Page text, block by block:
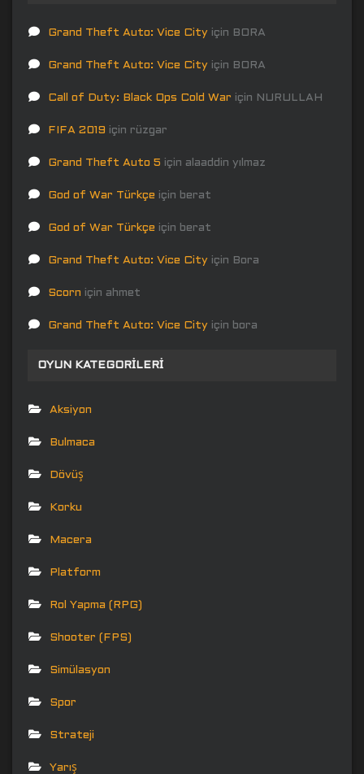
Grand Theft Auto: Vice City için BORA
Grand Theft Auto: Vice City için BORA
Call of Duty: Black Ops Cold War için NURULLAH
FIFA 2019 için rüzgar
Grand Theft Auto 5 için alaaddin yılmaz
God of War Türkçe için berat
God of War Türkçe için berat
Grand Theft Auto: Vice City için Bora
Scorn için ahmet
Grand Theft Auto: Vice City için bora
OYUN KATEGORILERI
Aksiyon
Bulmaca
Dövüş
Korku
Macera
Platform
Rol Yapma (RPG)
Shooter (FPS)
Simülasyon
Spor
Strateji
Yarış